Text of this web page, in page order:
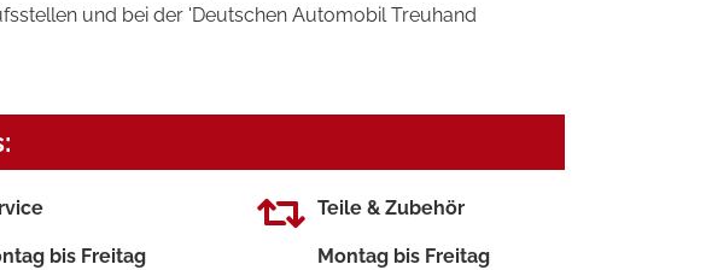
und bei der 'Deutschen Automobil Treuhand
bis Freitag
Teile & Zubehör
Montag bis Freitag